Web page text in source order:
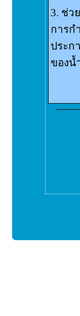
3. ช่ว
การ
ประก
ของน้